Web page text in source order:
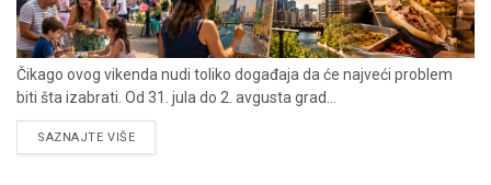
Čikago ovog vikenda nudi toliko događaja da će najveći problem
biti šta izabrati. Od 31. jula do 2. avgusta grad...
SAZNAJTE VIŠEDETAILS